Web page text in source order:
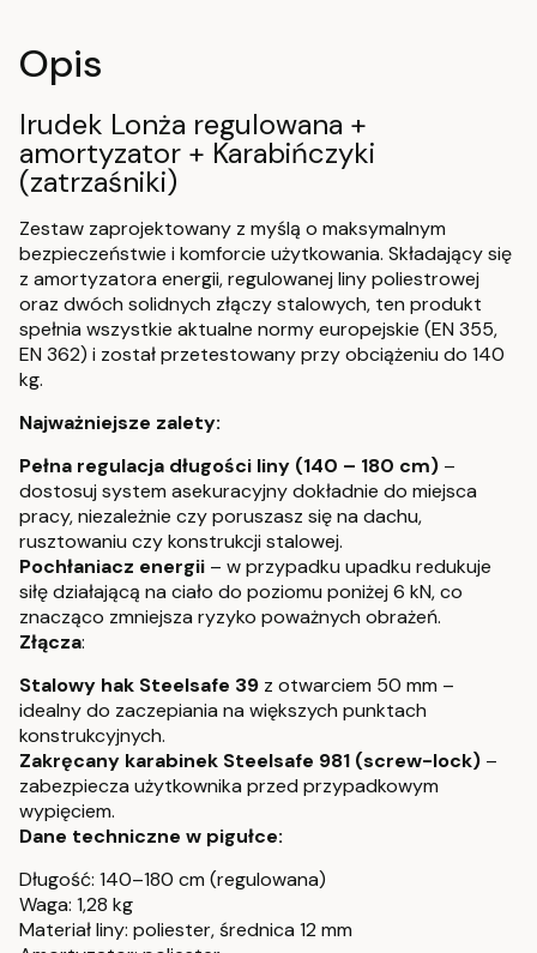
Opis
Irudek Lonża regulowana +
amortyzator + Karabińczyki
(zatrzaśniki)
Zestaw zaprojektowany z myślą o maksymalnym
bezpieczeństwie i komforcie użytkowania. Składający się
z amortyzatora energii, regulowanej liny poliestrowej
oraz dwóch solidnych złączy stalowych, ten produkt
spełnia wszystkie aktualne normy europejskie (EN 355,
EN 362) i został przetestowany przy obciążeniu do 140
kg.
Najważniejsze zalety:
Pełna regulacja długości liny (140 – 180 cm) –
dostosuj system asekuracyjny dokładnie do miejsca
pracy, niezależnie czy poruszasz się na dachu,
rusztowaniu czy konstrukcji stalowej.
Pochłaniacz energii – w przypadku upadku redukuje
siłę działającą na ciało do poziomu poniżej 6 kN, co
znacząco zmniejsza ryzyko poważnych obrażeń.
Złącza:
Stalowy hak Steelsafe 39 z otwarciem 50 mm –
idealny do zaczepiania na większych punktach
konstrukcyjnych.
Zakręcany karabinek Steelsafe 981 (screw-lock) –
zabezpiecza użytkownika przed przypadkowym
wypięciem.
Dane techniczne w pigułce:
Długość: 140–180 cm (regulowana)
Waga: 1,28 kg
Materiał liny: poliester, średnica 12 mm